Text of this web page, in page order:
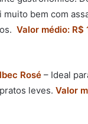
bem com
Valor médio: R$
Rosé – Ideal
leves. Valor